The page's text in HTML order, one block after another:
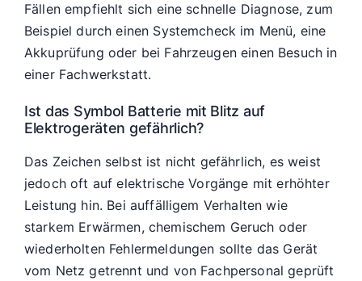
Fällen empfiehlt sich eine schnelle Diagnose, zum
Beispiel durch einen Systemcheck im Menü, eine
Akkuprüfung oder bei Fahrzeugen einen Besuch in
einer Fachwerkstatt.
Ist das Symbol Batterie mit Blitz auf
Elektrogeräten gefährlich?
Das Zeichen selbst ist nicht gefährlich, es weist
jedoch oft auf elektrische Vorgänge mit erhöhter
Leistung hin. Bei auffälligem Verhalten wie
starkem Erwärmen, chemischem Geruch oder
wiederholten Fehlermeldungen sollte das Gerät
vom Netz getrennt und von Fachpersonal geprüft